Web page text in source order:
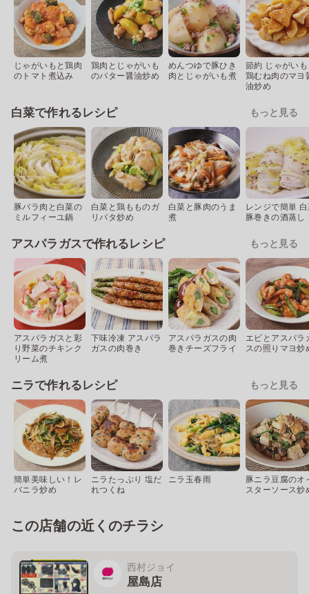
じゃがいもと鶏肉
のトマト煮込み
鶏肉とじゃがいも
のバター醤油炒め
めんつゆで豚ひき
肉とじゃがいも煮
節約 じゃがい
鶏むね肉のマヨ
油炒め
白菜で作れるレシピ もっと見る
豚バラ肉と白菜の
ミルフィーユ鍋
白菜と鶏もものガ
リバタ炒め
白菜と豚肉のうま
煮
レンジで簡単
豚巻きの酒蒸し
アスパラガスで作れるレシピ もっと見る
アスパラガスと彩
り野菜のチキンク
リーム煮
下味冷凍 アスパラ
ガスの肉巻き
アスパラガスの肉
巻きチーズフライ
エビとアスパラ
スの照りマヨ炒
ニラで作れるレシピ もっと見る
簡単美味しい！レ
バニラ炒め
ニラたっぷり 塩だ
れつくね
ニラ玉春雨
豚ニラ豆腐のオ
スターソース炒
この店舗の近くのチラシ
西村ジョイ
屋島店